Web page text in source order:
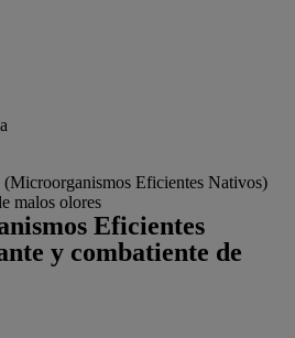
Eficientes Nativos)
malos olores
Eficientes
y combatiente de